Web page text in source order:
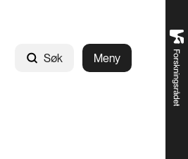
Søk Meny